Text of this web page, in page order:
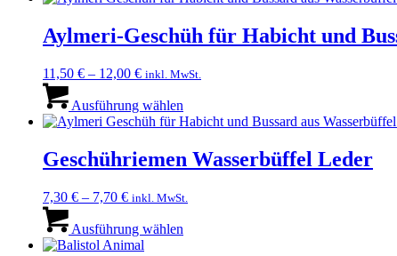
Aylmeri-Geschüh für Habicht und
11,50 € – 12,00 € inkl. MwSt.
Ausführung wählen
weist
Varianten
auf.
Optionen
auf
Geschühriemen Wasserbüffel Leder
7,30 € – 7,70 € inkl. MwSt.
Ausführung wählen